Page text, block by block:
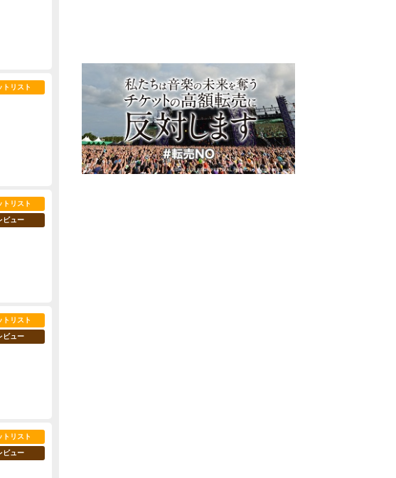
トリスト
トリスト
ビュー
トリスト
ビュー
トリスト
ビュー